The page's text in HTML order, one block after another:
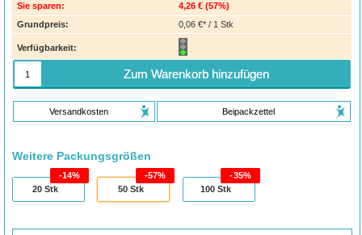
Sie sparen: 4,26 € (57%)
Grundpreis:
0,06 €* / 1 Stk
Verfügbarkeit:
Zum Warenkorb hinzufügen
Versandkosten Beipackzettel
Weitere Packungsgrößen
20 Stk
14%
50Stk
57%
100 Stk
35%